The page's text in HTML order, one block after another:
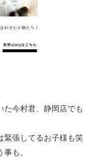
た今村君、静岡店でも
緊張してるお子様も笑
事も。